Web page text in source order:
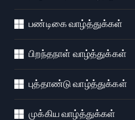
பண்டிகை வாழ்த்துக்கள்
பிறந்தநாள் வாழ்த்துக்கள்
புத்தாண்டு வாழ்த்துக்கள்
முக்கிய வாழ்த்துக்கள்